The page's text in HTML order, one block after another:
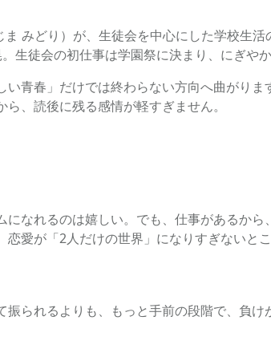
みどり）が、生徒会を中心にした学校生
徒会の初仕事は学園祭に決まり、にぎやか
青春」だけでは終わらない方向へ曲がり
、読後に残る感情が軽すぎません。
なれるのは嬉しい。でも、仕事があるか
愛が「2人だけの世界」になりすぎないとこ
られるよりも、もっと手前の段階で、負